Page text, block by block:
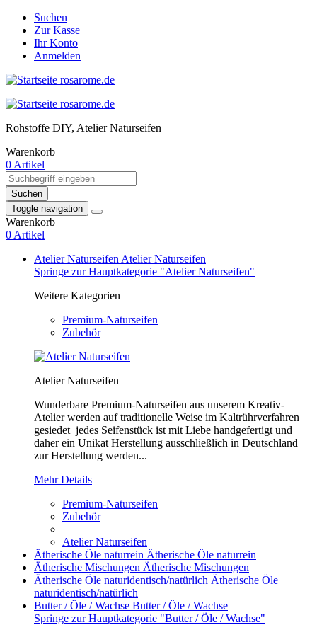
Suchen
Zur Kasse
Ihr Konto
Anmelden
Rohstoffe DIY, Atelier Naturseifen
Warenkorb
0 Artikel
Suchen
Toggle navigation
Warenkorb
0 Artikel
Atelier Naturseifen Atelier Naturseifen
Springe zur Hauptkategorie "Atelier Naturseifen"
Weitere Kategorien
Premium-Naturseifen
Zubehör
Atelier Naturseifen
Wunderbare Premium-Naturseifen aus unserem Kreativ-
Atelier werden auf traditionelle Weise im Kaltrührverfahren
gesiedet jedes Seifenstück ist mit Liebe handgefertigt und
daher ein Unikat Herstellung ausschließlich in Deutschland
zur Herstellung werden...
Mehr Details
Premium-Naturseifen
Zubehör
Atelier Naturseifen
Ätherische Öle naturrein Ätherische Öle naturrein
Ätherische Mischungen Ätherische Mischungen
Ätherische Öle naturidentisch/natürlich Ätherische Öle
naturidentisch/natürlich
Butter / Öle / Wachse Butter / Öle / Wachse
Springe zur Hauptkategorie "Butter / Öle / Wachse"